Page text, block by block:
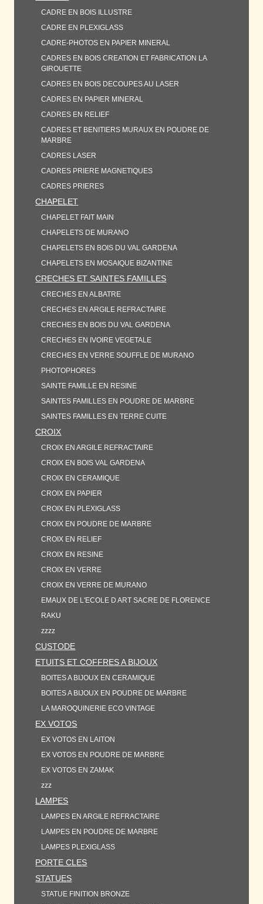
CADRE EN BOIS ILLUSTRE
CADRE EN PLEXIGLASS
CADRE-PHOTOS EN PAPIER MINERAL
CADRES EN BOIS CREATION ET FABRICATION LA
GIROUETTE
CADRES EN BOIS DECOUPES AU LASER
CADRES EN PAPIER MINERAL
CADRES EN RELIEF
CADRES ET BENITIERS MURAUX EN POUDRE DE
MARBRE
CADRES LASER
CADRES PRIERE MAGNETIQUES
CADRES PRIERES
CHAPELET
CHAPELET FAIT MAIN
CHAPELETS DE MURANO
CHAPELETS EN BOIS DU VAL GARDENA
CHAPELETS EN MOSAIQUE BIZANTINE
CRECHES ET SAINTES FAMILLES
CRECHES EN ALBATRE
CRECHES EN ARGILE REFRACTAIRE
CRECHES EN BOIS DU VAL GARDENA
CRECHES EN IVOIRE VEGETALE
CRECHES EN VERRE SOUFFLE DE MURANO
PHOTOPHORES
SAINTE FAMILLE EN RESINE
SAINTES FAMILLES EN POUDRE DE MARBRE
SAINTES FAMILLES EN TERRE CUITE
CROIX
CROIX EN ARGILE REFRACTAIRE
CROIX EN BOIS VAL GARDENA
CROIX EN CERAMIQUE
CROIX EN PAPIER
CROIX EN PLEXIGLASS
CROIX EN POUDRE DE MARBRE
CROIX EN RELIEF
CROIX EN RESINE
CROIX EN VERRE
CROIX EN VERRE DE MURANO
EMAUX DE L'ECOLE D ART SACRE DE FLORENCE
RAKU
zzzz
CUSTODE
ETUITS ET COFFRES A BIJOUX
BOITES A BIJOUX EN CERAMIQUE
BOITES A BIJOUX EN POUDRE DE MARBRE
LA MAROQUINERIE ECO VINTAGE
EX VOTOS
EX VOTOS EN LAITON
EX VOTOS EN POUDRE DE MARBRE
EX VOTOS EN ZAMAK
zzz
LAMPES
LAMPES EN ARGILE REFRACTAIRE
LAMPES EN POUDRE DE MARBRE
LAMPES PLEXIGLASS
PORTE CLES
STATUES
STATUE FINITION BRONZE